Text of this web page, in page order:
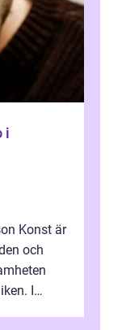
i
Konst är
och
I